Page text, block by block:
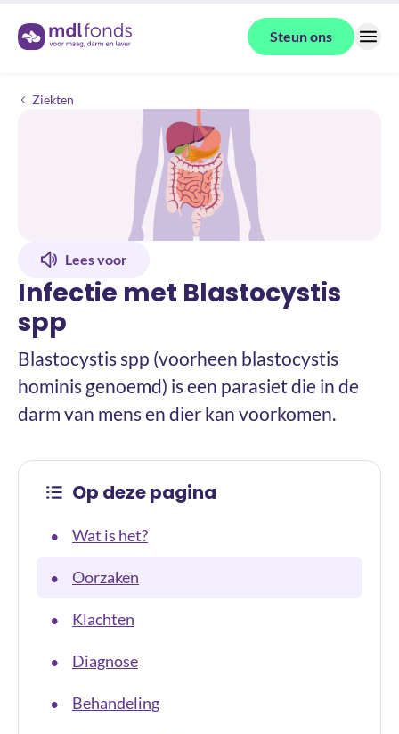
Terug naar de homepage Steun ons
Ziekten
Infectie met Blastocystis spp
Lees voor
Infectie met Blastocystis
spp
Blastocystis spp (voorheen blastocystis
hominis genoemd) is een parasiet die in de
darm van mens en dier kan voorkomen.
Op deze pagina
• Wat is het?
• Oorzaken
• Klachten
• Diagnose
• Behandeling